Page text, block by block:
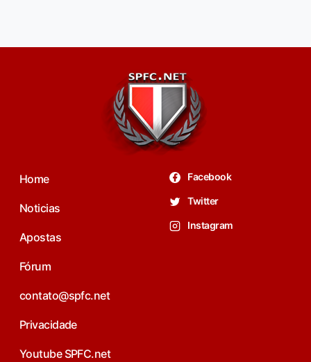
Home
Noticias
Apostas
Fórum
contato@spfc.net
Privacidade
Youtube SPFC.net
Facebook
Twitter
Instagram